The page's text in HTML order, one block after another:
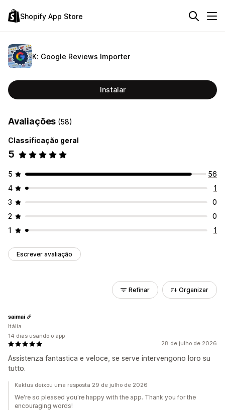
Shopify App Store
K: Google Reviews Importer
Instalar
Avaliações (58)
Classificação geral
5
5
56
4
1
3
0
2
0
1
1
Escrever avaliação
Refinar Organizar
28 de julho de 2026
Assistenza fantastica e veloce, se serve intervengono loro su
tutto.
saimai
Itália
14 dias usando o app
Kaktus deixou uma resposta 29 de julho de 2026
We're so pleased you're happy with the app. Thank you for the
encouraging words!